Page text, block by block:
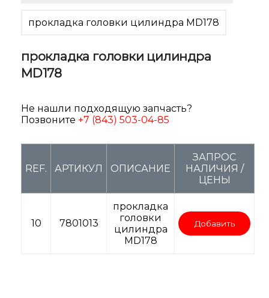
прокладка головки цилиндра MD178
прокладка головки цилиндра
MD178
Не нашли подходящую запчасть?
Позвоните +7 (843) 503-04-85
REF. АРТИКУЛ ОПИСАНИЕ
ЗАПРОС
НАЛИЧИЯ /
ЦЕНЫ
10 7801013
прокладка
головки
цилиндра
MD178
Добавить